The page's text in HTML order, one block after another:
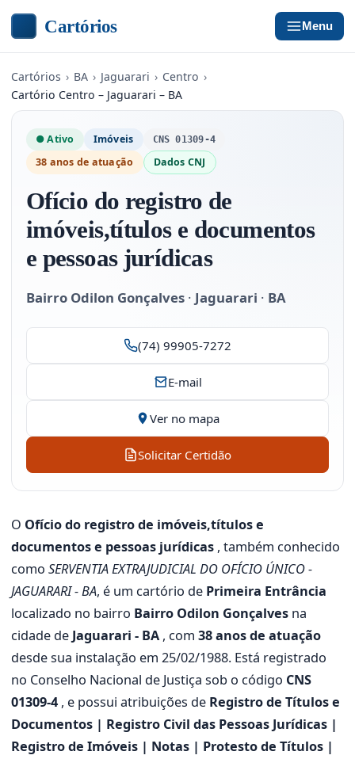
Cartórios Menu
Cartórios › BA › Jaguarari › Centro ›
Cartório Centro – Jaguarari – BA
● Ativo Imóveis CNS 01309-4
38 anos de atuação Dados CNJ
Ofício do registro de
imóveis,títulos e documentos
e pessoas jurídicas
Bairro Odilon Gonçalves · Jaguarari · BA
(74) 99905-7272
E-mail
Ver no mapa
Solicitar Certidão
O Ofício do registro de imóveis,títulos e
documentos e pessoas jurídicas , também conhecido
como SERVENTIA EXTRAJUDICIAL DO OFÍCIO ÚNICO -
JAGUARARI - BA, é um cartório de Primeira Entrância
localizado no bairro Bairro Odilon Gonçalves na
cidade de Jaguarari - BA , com 38 anos de atuação
desde sua instalação em 25/02/1988. Está registrado
no Conselho Nacional de Justiça sob o código CNS
01309-4 , e possui atribuições de Registro de Títulos e
Documentos | Registro Civil das Pessoas Jurídicas |
Registro de Imóveis | Notas | Protesto de Títulos |